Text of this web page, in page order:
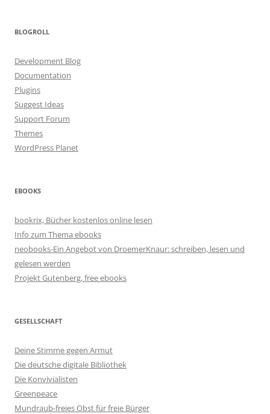
BLOGROLL
Development Blog
Documentation
Plugins
Suggest Ideas
Support Forum
Themes
WordPress Planet
EBOOKS
bookrix, Bücher kostenlos online lesen
Info zum Thema ebooks
neobooks-Ein Angebot von DroemerKnaur: schreiben, lesen und
gelesen werden
Projekt Gutenberg, free ebooks
GESELLSCHAFT
Deine Stimme gegen Armut
Die deutsche digitale Bibliothek
Die Konvivialisten
Greenpeace
Mundraub-freies Obst für freie Bürger